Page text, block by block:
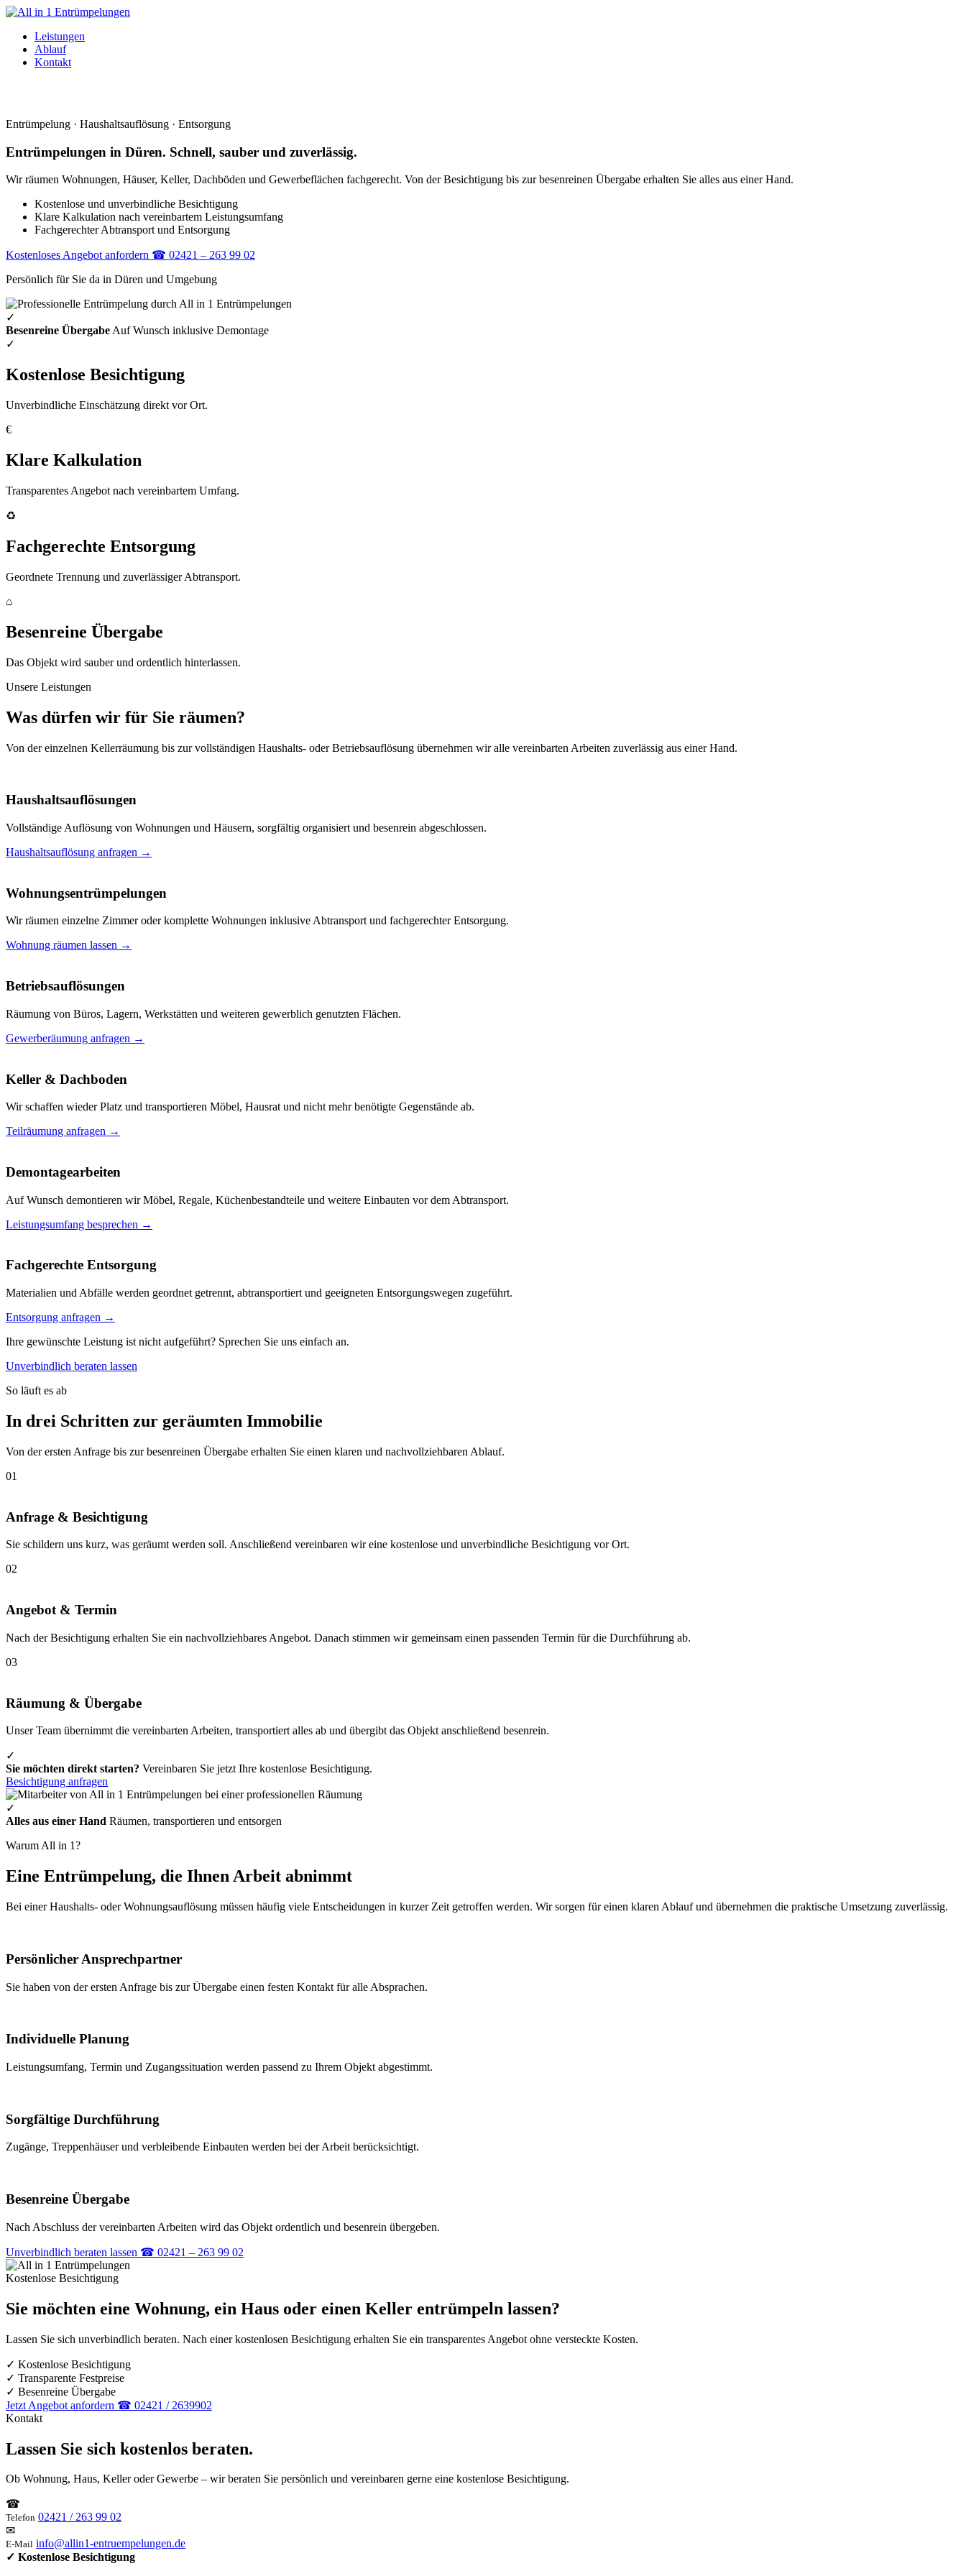
Leistungen
Ablauf
Kontakt
Entrümpelung · Haushaltsauflösung · Entsorgung
Entrümpelungen in Düren. Schnell, sauber und zuverlässig.
Wir räumen Wohnungen, Häuser, Keller, Dachböden und Gewerbeflächen fachgerecht. Von der Besichtigung bis zur besenreinen Übergabe erhalten Sie alles aus einer Hand.
Kostenlose und unverbindliche Besichtigung
Klare Kalkulation nach vereinbartem Leistungsumfang
Fachgerechter Abtransport und Entsorgung
Kostenloses Angebot anfordern ☎ 02421 – 263 99 02
Persönlich für Sie da in Düren und Umgebung
✓
Besenreine ÜbergabeAuf Wunsch inklusive Demontage
✓
Kostenlose Besichtigung
Unverbindliche Einschätzung direkt vor Ort.
€
Klare Kalkulation
Transparentes Angebot nach vereinbartem Umfang.
♻
Fachgerechte Entsorgung
Geordnete Trennung und zuverlässiger Abtransport.
⌂
Besenreine Übergabe
Das Objekt wird sauber und ordentlich hinterlassen.
Unsere Leistungen
Was dürfen wir für Sie räumen?
Von der einzelnen Kellerräumung bis zur vollständigen Haushalts- oder Betriebsauflösung übernehmen wir alle vereinbarten Arbeiten zuverlässig aus einer Hand.
Haushaltsauflösungen
Vollständige Auflösung von Wohnungen und Häusern, sorgfältig organisiert und besenrein abgeschlossen.
Haushaltsauflösung anfragen →
Wohnungsentrümpelungen
Wir räumen einzelne Zimmer oder komplette Wohnungen inklusive Abtransport und fachgerechter Entsorgung.
Wohnung räumen lassen →
Betriebsauflösungen
Räumung von Büros, Lagern, Werkstätten und weiteren gewerblich genutzten Flächen.
Gewerberäumung anfragen →
Keller & Dachboden
Wir schaffen wieder Platz und transportieren Möbel, Hausrat und nicht mehr benötigte Gegenstände ab.
Teilräumung anfragen →
Demontagearbeiten
Auf Wunsch demontieren wir Möbel, Regale, Küchenbestandteile und weitere Einbauten vor dem Abtransport.
Leistungsumfang besprechen →
Fachgerechte Entsorgung
Materialien und Abfälle werden geordnet getrennt, abtransportiert und geeigneten Entsorgungswegen zugeführt.
Entsorgung anfragen →
Ihre gewünschte Leistung ist nicht aufgeführt? Sprechen Sie uns einfach an.
Unverbindlich beraten lassen
So läuft es ab
In drei Schritten zur geräumten Immobilie
Von der ersten Anfrage bis zur besenreinen Übergabe erhalten Sie einen klaren und nachvollziehbaren Ablauf.
01
Anfrage & Besichtigung
Sie schildern uns kurz, was geräumt werden soll. Anschließend vereinbaren wir eine kostenlose und unverbindliche Besichtigung vor Ort.
02
Angebot & Termin
Nach der Besichtigung erhalten Sie ein nachvollziehbares Angebot. Danach stimmen wir gemeinsam einen passenden Termin für die Durchführung ab.
03
Räumung & Übergabe
Unser Team übernimmt die vereinbarten Arbeiten, transportiert alles ab und übergibt das Objekt anschließend besenrein.
✓
Sie möchten direkt starten? Vereinbaren Sie jetzt Ihre kostenlose Besichtigung.
Besichtigung anfragen
✓
Alles aus einer Hand Räumen, transportieren und entsorgen
Warum All in 1?
Eine Entrümpelung, die Ihnen Arbeit abnimmt
Bei einer Haushalts- oder Wohnungsauflösung müssen häufig viele Entscheidungen in kurzer Zeit getroffen werden. Wir sorgen für einen klaren Ablauf und übernehmen die praktische Umsetzung zuverlässig.
Persönlicher Ansprechpartner
Sie haben von der ersten Anfrage bis zur Übergabe einen festen Kontakt für alle Absprachen.
Individuelle Planung
Leistungsumfang, Termin und Zugangssituation werden passend zu Ihrem Objekt abgestimmt.
Sorgfältige Durchführung
Zugänge, Treppenhäuser und verbleibende Einbauten werden bei der Arbeit berücksichtigt.
Besenreine Übergabe
Nach Abschluss der vereinbarten Arbeiten wird das Objekt ordentlich und besenrein übergeben.
Unverbindlich beraten lassen ☎ 02421 – 263 99 02
Kostenlose Besichtigung
Sie möchten eine Wohnung, ein Haus oder einen Keller entrümpeln lassen?
Lassen Sie sich unverbindlich beraten. Nach einer kostenlosen Besichtigung erhalten Sie ein transparentes Angebot ohne versteckte Kosten.
✓ Kostenlose Besichtigung
✓ Transparente Festpreise
✓ Besenreine Übergabe
Jetzt Angebot anfordern ☎ 02421 / 2639902
Kontakt
Lassen Sie sich kostenlos beraten.
Ob Wohnung, Haus, Keller oder Gewerbe – wir beraten Sie persönlich und vereinbaren gerne eine kostenlose Besichtigung.
☎
Telefon 02421 / 263 99 02
✉
E-Mail info@allin1-entruempelungen.de
✓ Kostenlose Besichtigung